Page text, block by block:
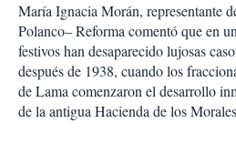
María Ignacia Morán, representante
Polanco– Reforma comentó que en
festivos han desaparecido lujosas
después de 1938, cuando los
de Lama comenzaron el desarrollo
de la antigua Hacienda de los